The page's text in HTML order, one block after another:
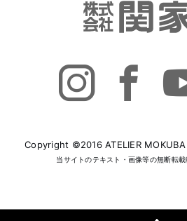
Copyright ©2016 ATELIER MOKUBA
当サイトのテキスト・画像等の無断転載